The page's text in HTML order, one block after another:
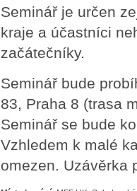
Seminář je určen
kraje a účastníci
začátečníky.
Seminář bude
83, Praha 8 (trasa
Seminář se bude
Vzhledem k malé
omezen. Uzávěrka